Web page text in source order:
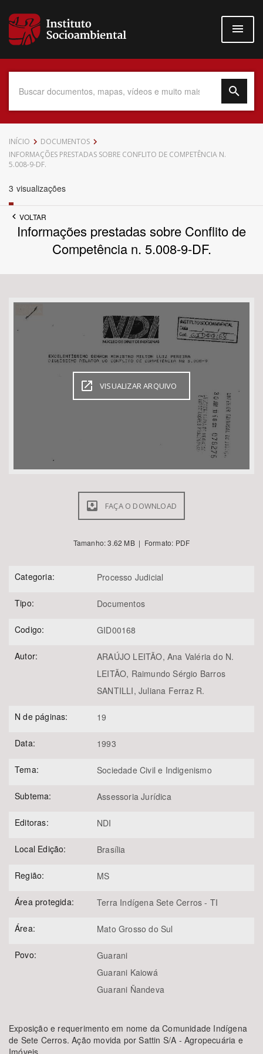
para
conteúdo
Data do Documento
Tema
Área de Levantamento
BUSCAR
INÍCIO
DOCUMENTOS
INFORMAÇÕES PRESTADAS SOBRE CONFLITO DE COMPETÊNCIA N.
5.008-9-DF.
3 visualizações
VOLTAR
Informações prestadas sobre Conflito de
Competência n. 5.008-9-DF.
VISUALIZAR ARQUIVO
FAÇA O DOWNLOAD
Tamanho: 3.62 MB | Formato: PDF
Categoria: Processo Judicial
Tipo: Documentos
Codigo: GID00168
Autor:
ARAÚJO LEITÃO, Ana Valéria do N.
LEITÃO, Raimundo Sérgio Barros
SANTILLI, Juliana Ferraz R.
N de páginas: 19
Data: 1993
Tema: Sociedade Civil e Indigenismo
Subtema: Assessoria Jurídica
Editoras: NDI
Local Edição: Brasília
Região: MS
Área protegida: Terra Indígena Sete Cerros - TI
Área: Mato Grosso do Sul
Povo:
Guarani
Guarani Kaiowá
Guarani Ñandeva
Exposição e requerimento em nome da Comunidade Indígena
de Sete Cerros. Ação movida por Sattin S/A - Agropecuária e